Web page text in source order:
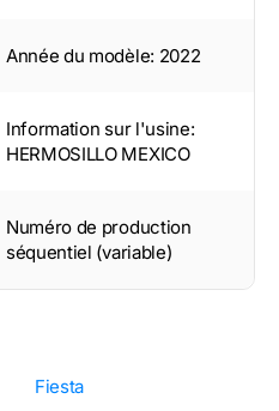
Année du modèle: 2022
Information sur l'usine:
HERMOSILLO MEXICO
Numéro de production
séquentiel (variable)
Fiesta